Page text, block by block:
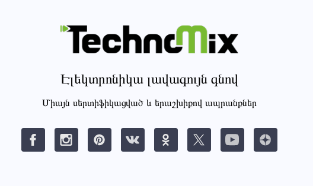
Էլեկտրոնիկա լավագույն գնով
Միայն սերտիֆիկացված և երաշխիքով ապրանքներ